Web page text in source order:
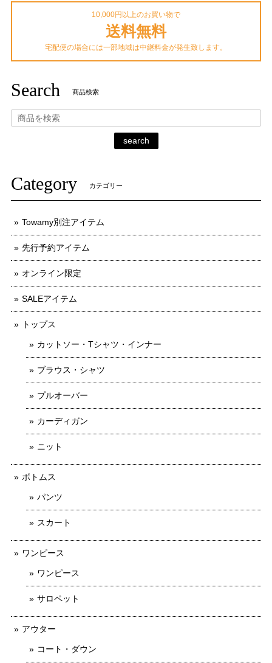
10,000円以上のお買い物で
送料無料
宅配便の場合には一部地域は中継料金が発生致します。
Search 商品検索
search
Category カテゴリー
Towamy別注アイテム
先行予約アイテム
オンライン限定
SALEアイテム
トップス
カットソー・Tシャツ・インナー
ブラウス・シャツ
プルオーバー
カーディガン
ニット
ボトムス
パンツ
スカート
ワンピース
ワンピース
サロペット
アウター
コート・ダウン